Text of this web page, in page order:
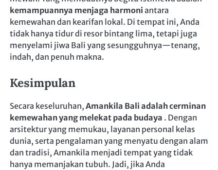
kemampuannya menjaga harmoni antara
kemewahan dan kearifan lokal. Di tempat ini, Anda
tidak hanya tidur di resor bintang lima, tetapi juga
menyelami jiwa Bali yang sesungguhnya—tenang,
indah, dan penuh makna.
Kesimpulan
Secara keseluruhan, Amankila Bali adalah cerminan
kemewahan yang melekat pada budaya . Dengan
arsitektur yang memukau, layanan personal kelas
dunia, serta pengalaman yang menyatu dengan alam
dan tradisi, Amankila menjadi tempat yang tidak
hanya memanjakan tubuh. Jadi, jika Anda